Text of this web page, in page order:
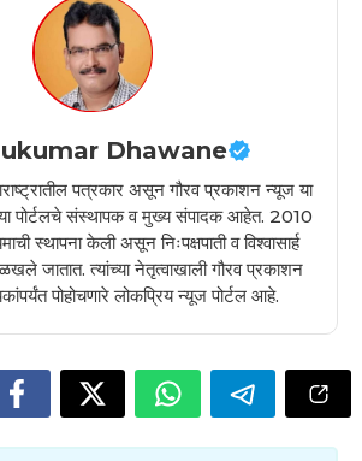
Dhawane
पत्रकार असून गौरव प्रकाशन न्यूज या
पोर्टलचे संस्थापक व मुख्य संपादक आहेत. 2010
स्थापना केली असून निःपक्षपाती व विश्वासार्ह
जातात. त्यांच्या नेतृत्वाखाली गौरव प्रकाशन
पोहोचणारे लोकप्रिय न्यूज पोर्टल आहे.